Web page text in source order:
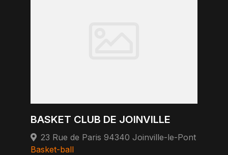
BASKET CLUB DE JOINVILLE
23 Rue de Paris 94340 Joinville-le-Pont
Basket-ball